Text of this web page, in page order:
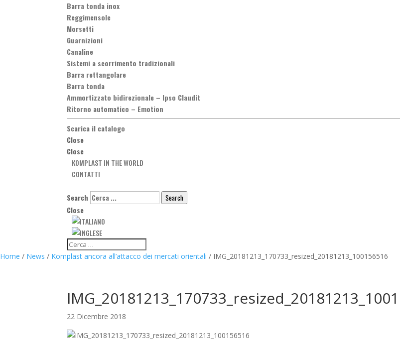
Barra tonda inox
Reggimensole
Morsetti
Guarnizioni
Canaline
Sistemi a scorrimento tradizionali
Barra rettangolare
Barra tonda
Ammortizzato bidirezionale – Ipso Claudit
Ritorno automatico – Emotion
Scarica il catalogo
Close
Close
KOMPLAST IN THE WORLD
CONTATTI
Search Search
Close
Home / News / Komplast ancora all’attacco dei mercati orientali / IMG_20181213_170733_resized_20181213_100156516
22 Dicembre 2018